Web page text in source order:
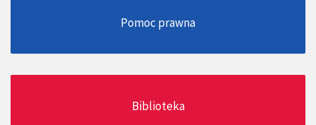
Pomoc prawna
Biblioteka